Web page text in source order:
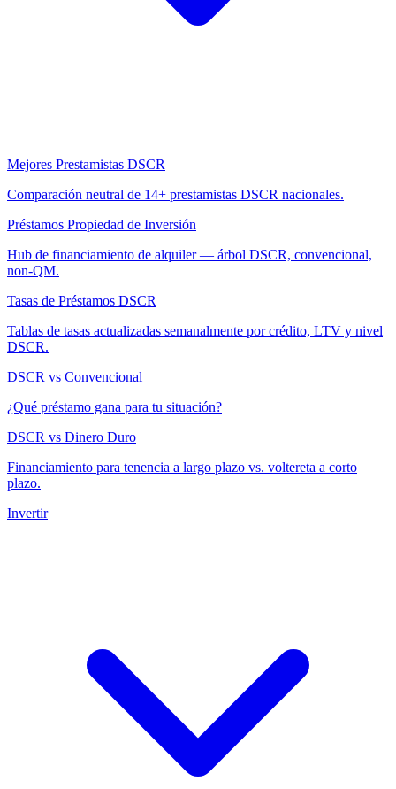
Mejores Prestamistas DSCR
Comparación neutral de 14+ prestamistas DSCR nacionales.
Préstamos Propiedad de Inversión
Hub de financiamiento de alquiler — árbol DSCR, convencional,
non-QM.
Tasas de Préstamos DSCR
Tablas de tasas actualizadas semanalmente por crédito, LTV y nivel
DSCR.
DSCR vs Convencional
¿Qué préstamo gana para tu situación?
DSCR vs Dinero Duro
Financiamiento para tenencia a largo plazo vs. voltereta a corto
plazo.
Invertir